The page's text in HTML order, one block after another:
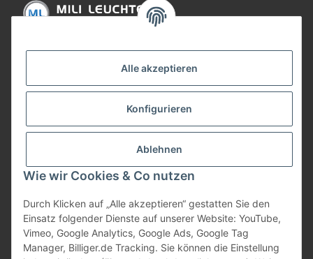
Alle akzeptieren
Konfigurieren
Ablehnen
Wie wir Cookies & Co nutzen
Durch Klicken auf „Alle akzeptieren“ gestatten Sie den
Einsatz folgender Dienste auf unserer Website: YouTube,
Vimeo, Google Analytics, Google Ads, Google Tag
Manager, Billiger.de Tracking. Sie können die Einstellung
Gesetzliche Informationen
Bezahlung